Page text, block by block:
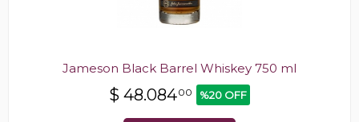
Jameson Black Barrel Whiskey 750 ml
$ 48.08400 %20 OFF